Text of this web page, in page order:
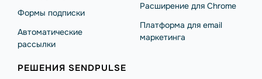
Формы подписки
Автоматические
рассылки
Расширение для Chrome
Платформа для email
маркетинга
РЕШЕНИЯ SENDPULSE